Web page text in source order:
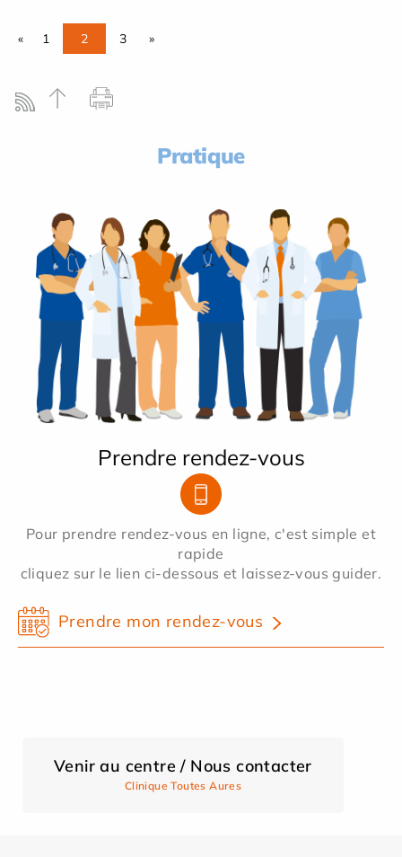
« 1 2 3 »
Pratique
Prendre rendez-vous
Pour prendre rendez-vous en ligne, c'est simple et
rapide
cliquez sur le lien ci-dessous et laissez-vous guider.
Prendre mon rendez-vous
Venir au centre / Nous contacter
Clinique Toutes Aures